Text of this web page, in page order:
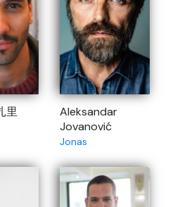
里
Aleksandar
Jovanović
Jonas